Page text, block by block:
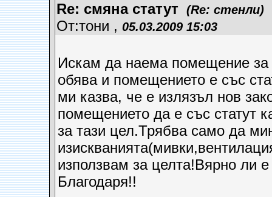
Re: смяна статут (Re: стенли)
От:тони , 05.03.2009 15:03
Искам да наема помещение
обява и помещението е със
ми казва, че е излязъл нов
помещението да е със статут
за тази цел.Трябва само да
използвам за целта!Вярно ли
Благодаря!!